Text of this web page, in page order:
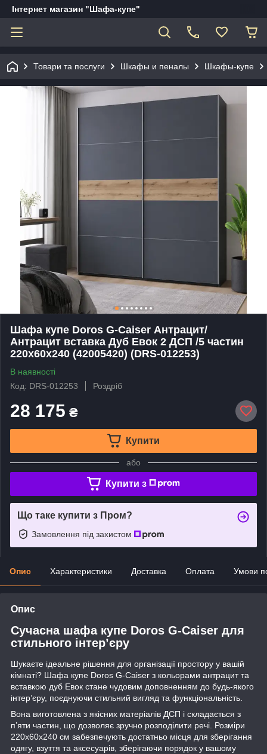
Інтернет магазин "Шафа-купе"
Товари та послуги Шкафы и пеналы Шкафы-купе
Шафа купе Doros G-Caiser Антрацит/
Антрацит вставка Дуб Евок 2 ДСП /5 частин
220х60х240 (42005420) (DRS-012253)
В наявності
Код: DRS-012253
Роздріб
28 175 ₴
Купити
або
Купити з
Що таке купити з Пром?
Замовлення під захистом
Опис Характеристики Доставка Оплата Умови
Опис
Сучасна шафа купе Doros G-Caiser для
стильного інтер’єру
Шукаєте ідеальне рішення для організації простору у вашій
кімнаті? Шафа купе Doros G-Caiser з кольорами антрацит та
вставкою дуб Евок стане чудовим доповненням до будь-якого
інтер’єру, поєднуючи стильний вигляд та функціональність.
Вона виготовлена з якісних матеріалів ДСП і складається з
п’яти частин, що дозволяє зручно розподілити речі. Розміри
220х60х240 см забезпечують достатньо місця для зберігання
одягу, взуття та аксесуарів, зберігаючи порядок у вашому